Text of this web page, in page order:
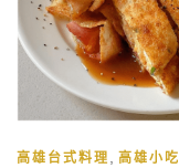
高雄台式料理 高雄小吃